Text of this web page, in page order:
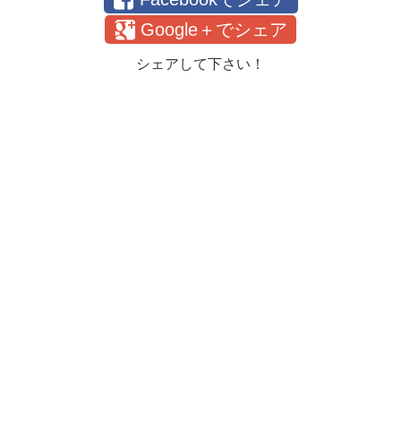
Google＋でシェア
シェアして下さい！